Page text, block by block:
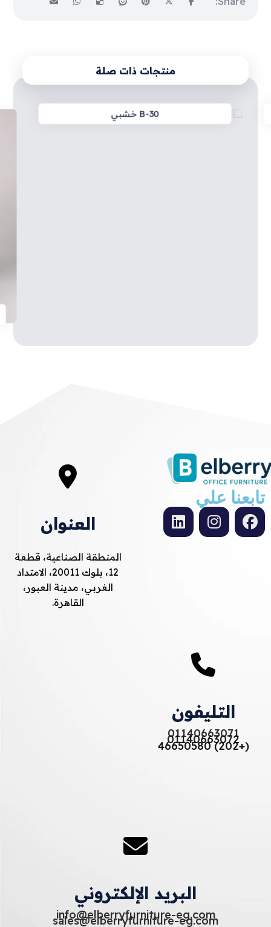
منتجات ذات صلة
B-30 خشبي
تابعنا علي
العنوان
المنطقة الصناعية، قطعة
12، بلوك 20011، الامتداد
الغربي، مدينة العبور،
القاهرة.
التليفون
01140663071
01140663072(+202) 46650580
البريد الإلكتروني
info@elberryfurniture-eg.com
sales@elberryfurniture-eg.com